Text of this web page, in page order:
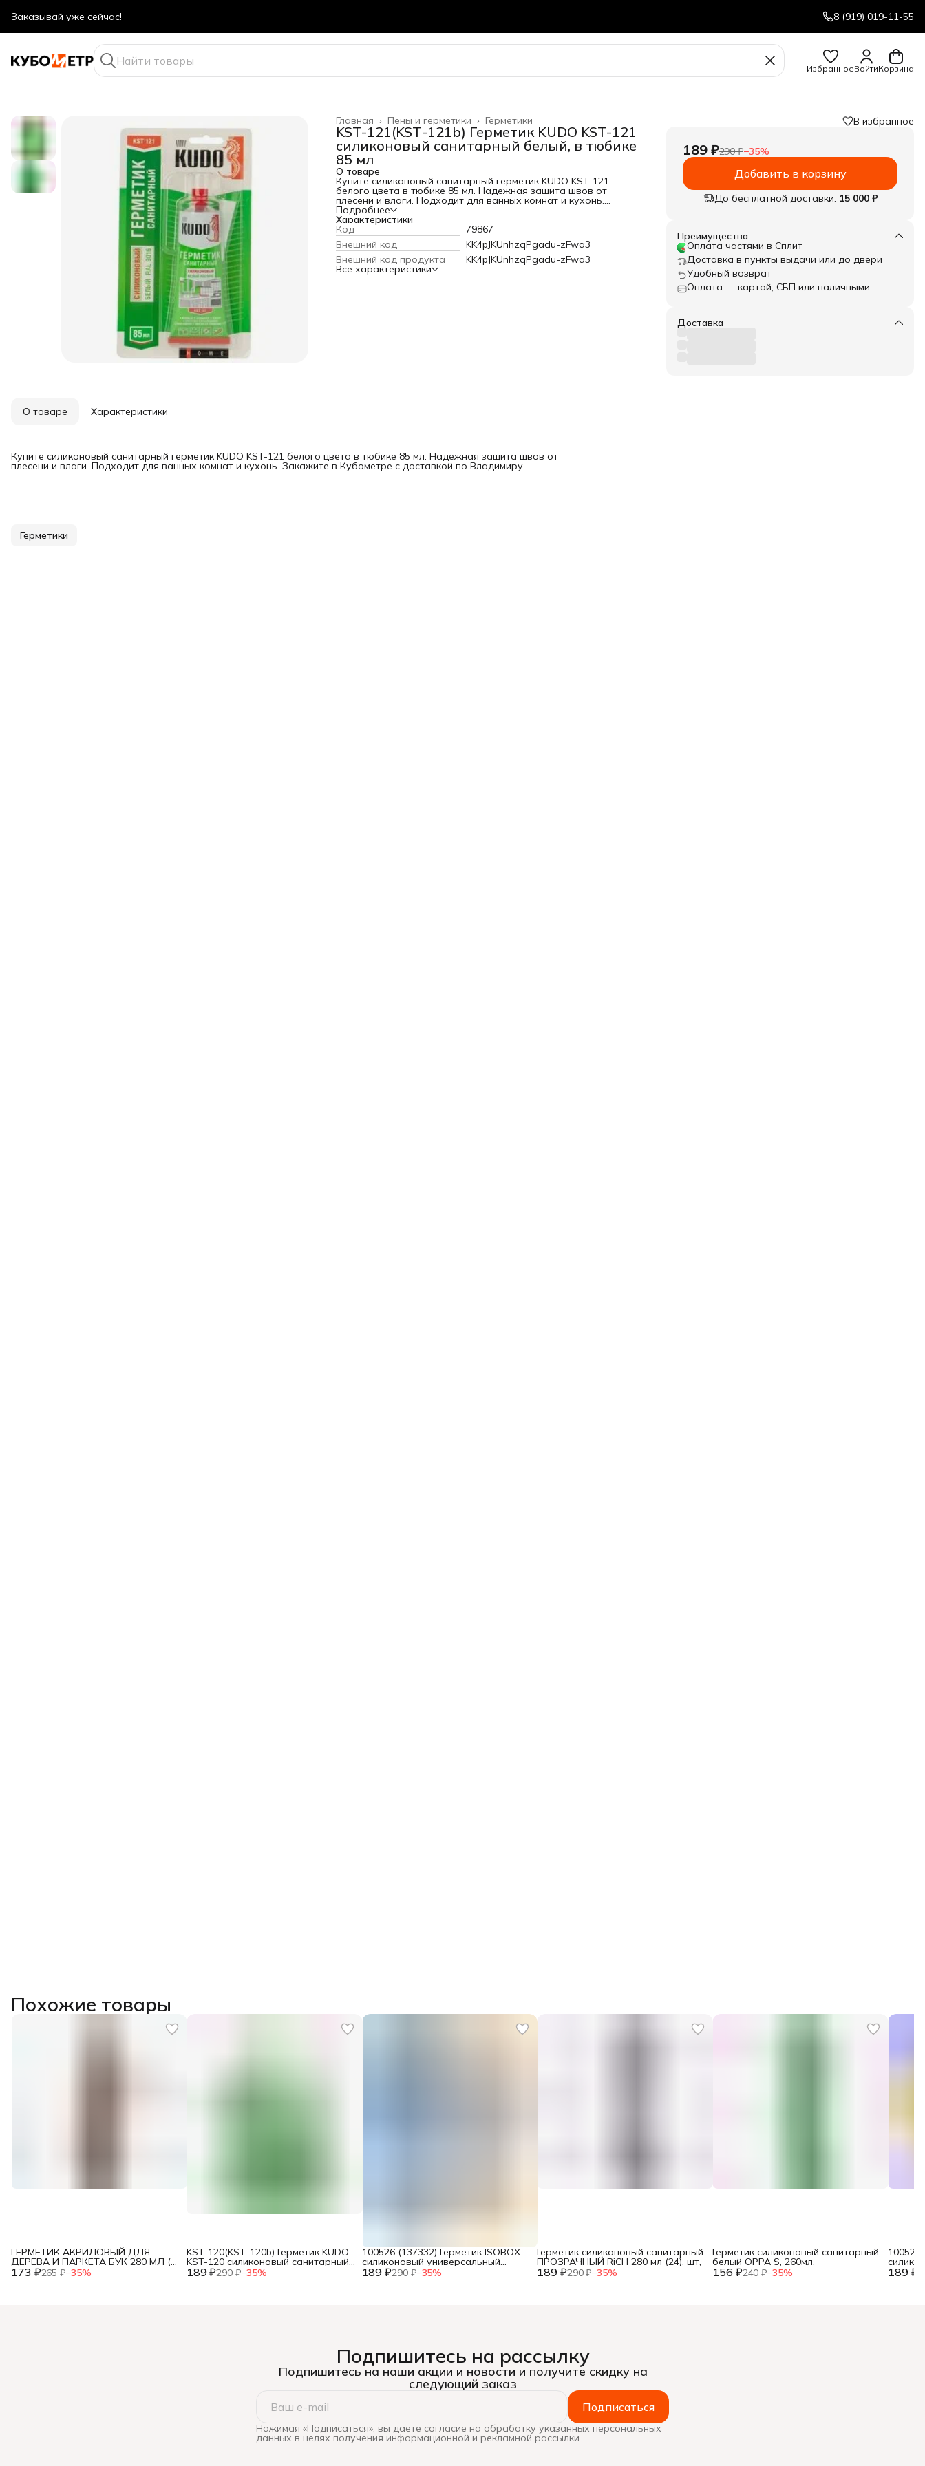
Оптовые цены даже для физ. лиц 8 (919) 019-11-55
ИзбранноеВойтиКорзина
Герметики
Пены и герметики ›
Главная ›
KST-121(KSТ-121b) Герметик KUDO KST-121
силиконовый санитарный белый, в тюбике
85 мл
О товаре
Купите силиконовый санитарный герметик KUDO KST-121
белого цвета в тюбике 85 мл. Надежная защита швов от
плесени и влаги. Подходит для ванных комнат и кухонь.
Закажите в Кубометре с доставкой по Владимиру.
Подробнее
Характеристики
Код
79867
Внешний код
KK4pJKUnhzqPgadu-zFwa3
Внешний код продукта
KK4pJKUnhzqPgadu-zFwa3
Все характеристики
В избранное
189 ₽290 ₽−35%
Добавить в корзину
До бесплатной доставки: 15 000 ₽
Преимущества
Оплата частями в Сплит
Доставка в пункты выдачи или до двери
Удобный возврат
Оплата — картой, СБП или наличными
Доставка
О товаре Характеристики
Купите силиконовый санитарный герметик KUDO KST-121 белого цвета в тюбике 85 мл. Надежная защита швов от
плесени и влаги. Подходит для ванных комнат и кухонь. Закажите в Кубометре с доставкой по Владимиру.
Герметики
Похожие товары
173 ₽265 ₽−35%
ГЕРМЕТИК АКРИЛОВЫЙ ДЛЯ
ДЕРЕВА И ПАРКЕТА БУК 280 МЛ (6)
"KUDO" KSK-314, 189 ₽290 ₽−35%
KST-120(KSТ-120b) Герметик KUDO
KST-120 силиконовый санитарный
прозрачный, в тюбике 85 мл 189 ₽290 ₽−35%
100526 (137332) Герметик ISOBOX
силиконовый универсальный
белый, 260 мл 189 ₽290 ₽−35%
Герметик силиконовый санитарный
ПРОЗРАЧНЫЙ RiCH 280 мл (24), шт,
156 ₽240 ₽−35%
Герметик силиконовый санитарный,
белый OPPA S, 260мл,
189 ₽
100527
Подпишитесь на рассылку
Подпишитесь на наши акции и новости и получите скидку на
следующий заказ
Подписаться
Нажимая «Подписаться», вы даете согласие на обработку указанных персональных
данных в целях получения информационной и рекламной рассылки